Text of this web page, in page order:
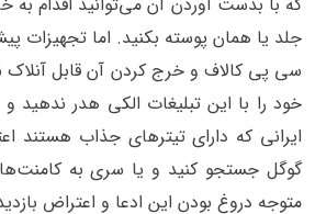
جلد یا همان پوسته بکنید. اما تجهیزات
سی پی کالاف و خرج کردن آن قابل
خود را با این تبلیغات الکی هدر
ایرانی که دارای تیترهای جذاب هستند
گوگل جستجو کنید و یا سری به
متوجه دروغ بودن این ادعا و اعتراض